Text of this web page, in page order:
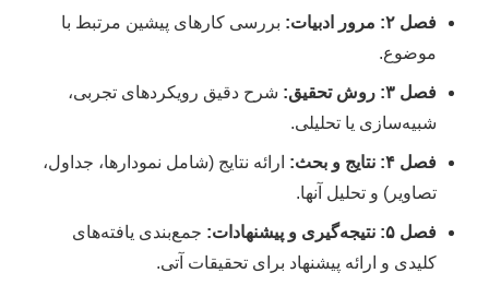
فصل ۲: مرور ادبیات:
بررسی کارهای پیشین مرتبط با
موضوع.
فصل ۳: روش تحقیق:
شرح دقیق رویکردهای تجربی،
شبیه‌سازی یا تحلیلی.
فصل ۴: نتایج و بحث:
ارائه نتایج (شامل نمودارها، جداول،
تصاویر) و تحلیل آنها.
فصل ۵: نتیجه‌گیری و پیشنهادات:
جمع‌بندی یافته‌های
کلیدی و ارائه پیشنهاد برای تحقیقات آتی.